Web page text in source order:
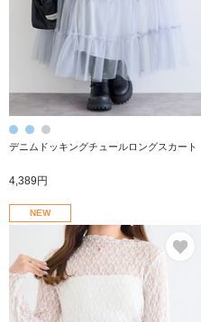
デニムドッキングチュールロングスカート
4,389円
NEW